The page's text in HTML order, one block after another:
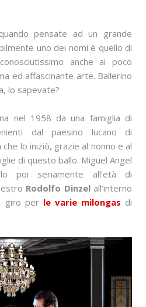
pensate ad un grande
uno dei nomi è quello di
anche ai poco
ed affascinante arte. Ballerino
lo sapevate?
nel 1958 da una famiglia di
dal paesino lucano di
lo iniziò, grazie al nonno e al
di questo ballo. Miguel Angel
poi seriamente all’età di
Rodolfo Dinzelall’interno
giro per le varie milongas di